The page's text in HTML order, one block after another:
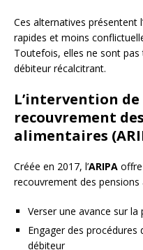
Ces alternatives présentent
rapides et moins
Toutefois, elles ne sont
débiteur récalcitrant.
L’intervention de
recouvrement
alimentaires
Créée en 2017, l’ARIPA offre
recouvrement des pensions
Verser une avance sur la
Engager des
débiteur